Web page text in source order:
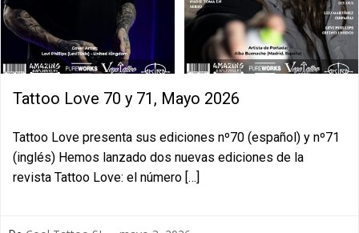
Tattoo Love 70 y 71, Mayo 2026
Tattoo Love presenta sus ediciones nº70 (español) y nº71
(inglés) Hemos lanzado dos nuevas ediciones de la
revista Tattoo Love: el número […]